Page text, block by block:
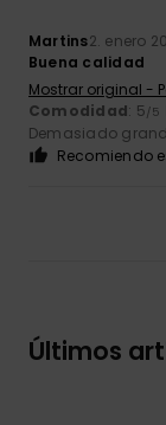
Martins2. enero
Buena calidad
Mostrar original -
Comodidad: 5/5
Demasiado
Recomiendo
Últimos